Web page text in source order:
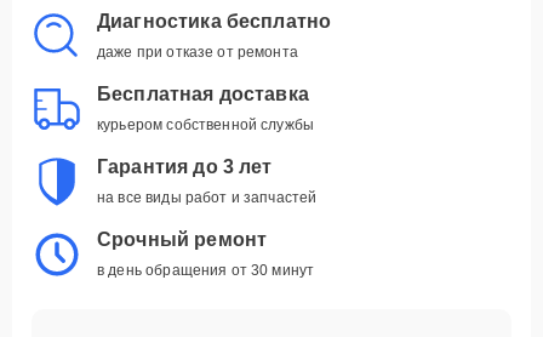
Диагностика бесплатно
даже при отказе от ремонта
Бесплатная доставка
курьером собственной службы
Гарантия до 3 лет
на все виды работ и запчастей
Срочный ремонт
в день обращения от 30 минут